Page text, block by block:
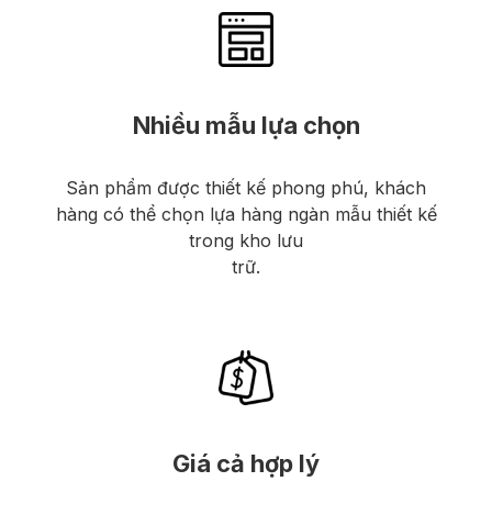
Nhiều mẫu lựa chọn
Sản phẩm được thiết kế phong phú, khách
hàng có thể chọn lựa hàng ngàn mẫu thiết kế
trong kho lưu
trữ.
Giá cả hợp lý